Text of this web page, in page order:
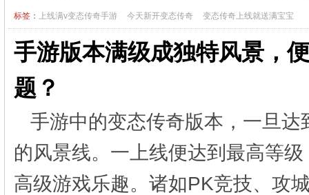
标签： 上线满v变态传奇手游 今天新开变态传奇 变态传奇上线就送满宝宝
手游版本满级成独特风景，
题？
手游中的变态传奇版本，一旦
的风景线。一上线便达到最高等
高级游戏乐趣。诸如PK竞技、攻